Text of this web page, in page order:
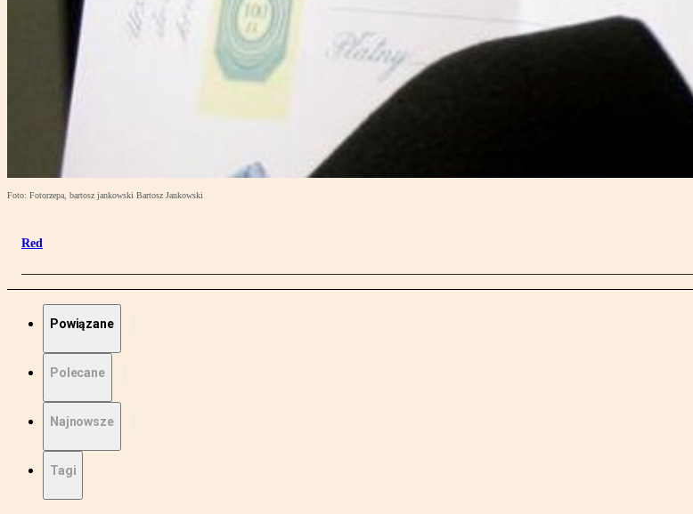
Foto: Fotorzepa, bartosz jankowski Bartosz Jankowski
Red
Powiązane
Polecane
Najnowsze
Tagi